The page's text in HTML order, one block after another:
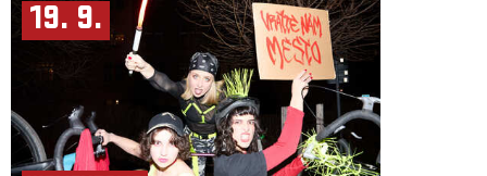
19. 9.